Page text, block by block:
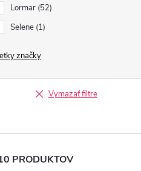
Lormar 52
Selene 1
značky
Vymazať filtre
PRODUKTOV